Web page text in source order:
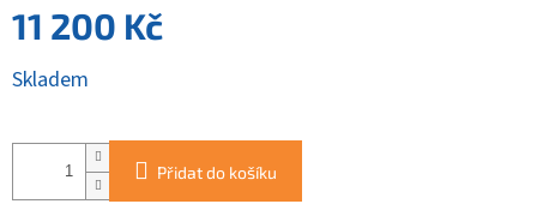
11 200 Kč
cena:
Skladem
Přidat do košíku